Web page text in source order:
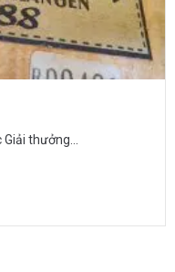
thưởng...